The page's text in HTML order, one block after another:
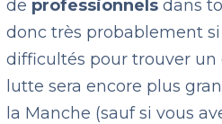
de professionnels dans
donc très probablement si
difficultés pour trouver un
lutte sera encore plus
la Manche (sauf si vous